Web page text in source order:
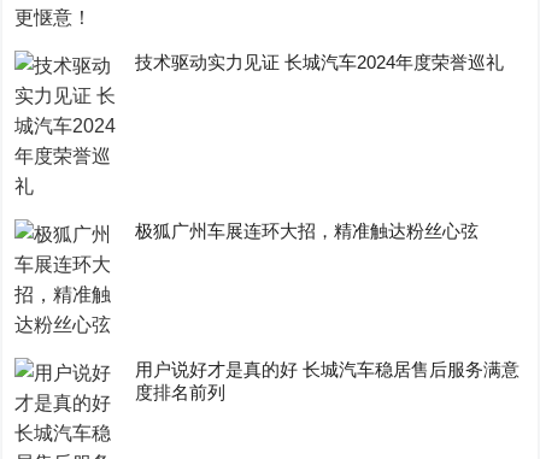
技术驱动实力见证 长城汽车2024年度荣誉巡礼
极狐广州车展连环大招，精准触达粉丝心弦
用户说好才是真的好 长城汽车稳居售后服务满意
度排名前列